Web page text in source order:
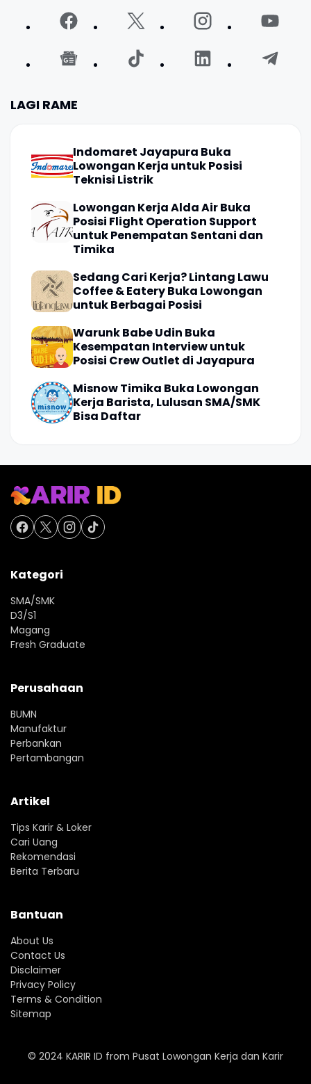
LAGI RAME
Indomaret Jayapura Buka
Lowongan Kerja untuk Posisi
Teknisi Listrik
Lowongan Kerja Alda Air Buka
Posisi Flight Operation Support
untuk Penempatan Sentani dan
Timika
Sedang Cari Kerja? Lintang Lawu
Coffee & Eatery Buka Lowongan
untuk Berbagai Posisi
Warunk Babe Udin Buka
Kesempatan Interview untuk
Posisi Crew Outlet di Jayapura
Misnow Timika Buka Lowongan
Kerja Barista, Lulusan SMA/SMK
Bisa Daftar
Kategori
SMA/SMK
D3/S1
Magang
Fresh Graduate
Perusahaan
BUMN
Manufaktur
Perbankan
Pertambangan
Artikel
Tips Karir & Loker
Cari Uang
Rekomendasi
Berita Terbaru
Bantuan
About Us
Contact Us
Disclaimer
Privacy Policy
Terms & Condition
Sitemap
© 2024 KARIR ID from Pusat Lowongan Kerja dan Karir